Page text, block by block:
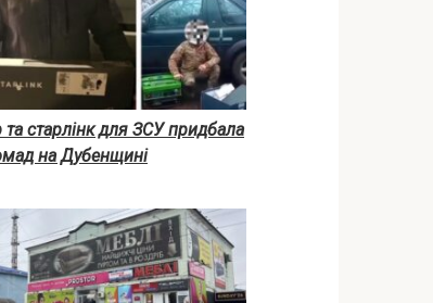
та старлінк для ЗСУ придбала
на Дубенщині